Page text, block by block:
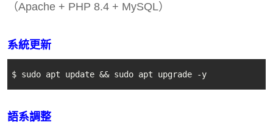
（Apache + PHP 8.4 + MySQL）
系統更新
$ sudo apt update && sudo apt upgrade -y
語系調整